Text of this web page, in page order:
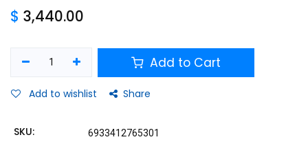
$ 3,440.00
Add to Cart
Add to wishlist Share
SKU:
6933412765301